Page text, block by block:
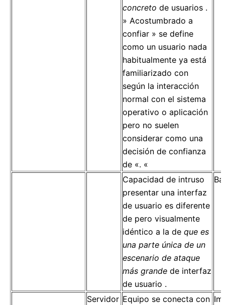
concreto de usuarios .
» Acostumbrado a
confiar » se define
como un usuario nada
habitualmente ya está
familiarizado con
según la interacción
normal con el sistema
operativo o aplicación
pero no suelen
considerar como una
decisión de confianza
de «. «
Capacidad de intruso
presentar una interfaz
de usuario es diferente
de pero visualmente
idéntico a la de que es
una parte única de un
escenario de ataque
más grande de interfaz
de usuario .
Servidor Equipo se conecta con